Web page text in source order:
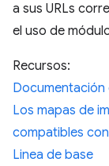
a sus URLs
el uso de
Recursos:
Los mapas de
compatibles
Linea de base